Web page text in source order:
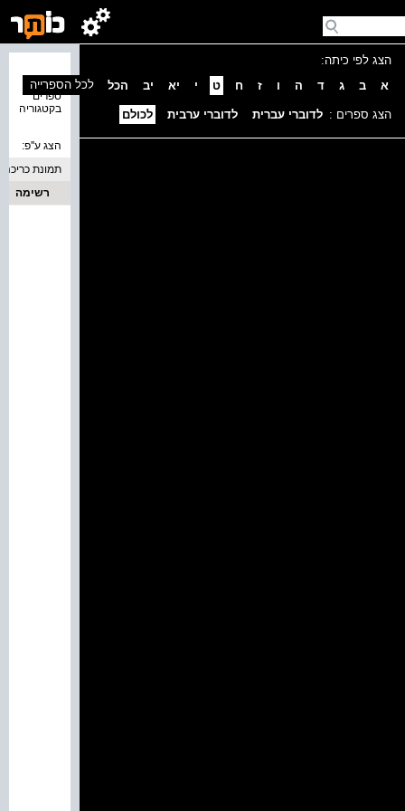
הצג לפי כיתה:
א
ב ג ד ה ו ז ח ט י יא יב הכל
הצג ספרים : לדוברי עברית לדוברי ערבית לכולם
ספרים
בקטגוריה
לכל הספרייה
הצג ע''פ:
תמונת כריכה
רשימה